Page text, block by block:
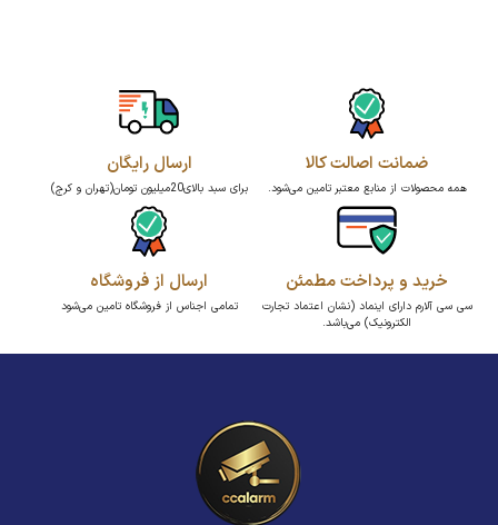
ضمانت اصالت کالا
همه محصولات از منابع معتبر تامین می‌شود.
ارسال رایگان
برای سبد بالای20میلیون تومان(تهران و کرج)
خرید و پرداخت مطمئن
سی سی آلارم دارای اینماد (نشان اعتماد تجارت
الکترونیک) می‌باشد.
ارسال از فروشگاه
تمامی اجناس از فروشگاه تامین می‌شود